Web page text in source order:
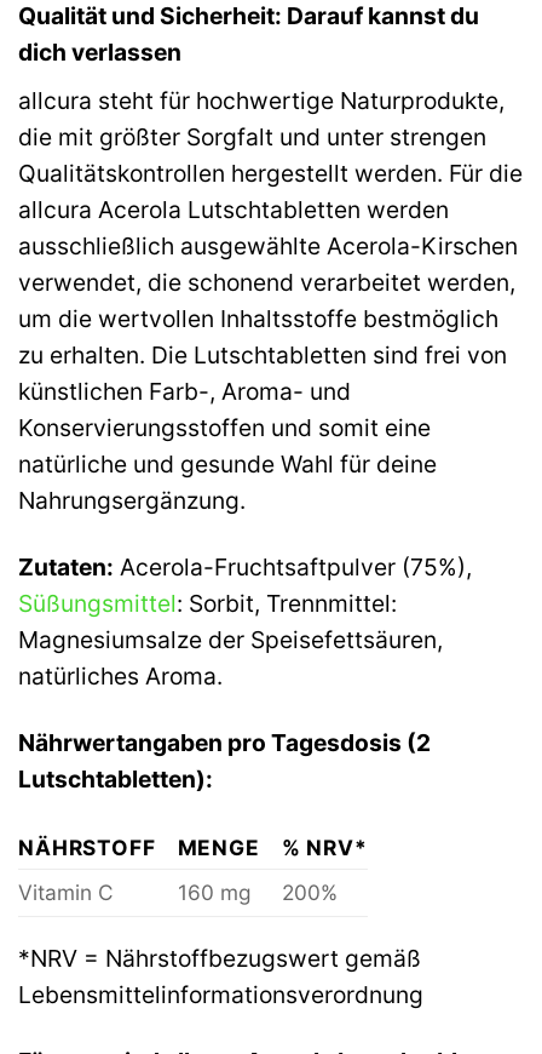
Qualität und Sicherheit: Darauf kannst du
dich verlassen
allcura steht für hochwertige Naturprodukte,
die mit größter Sorgfalt und unter strengen
Qualitätskontrollen hergestellt werden. Für die
allcura Acerola Lutschtabletten werden
ausschließlich ausgewählte Acerola-Kirschen
verwendet, die schonend verarbeitet werden,
um die wertvollen Inhaltsstoffe bestmöglich
zu erhalten. Die Lutschtabletten sind frei von
künstlichen Farb-, Aroma- und
Konservierungsstoffen und somit eine
natürliche und gesunde Wahl für deine
Nahrungsergänzung.
Zutaten: Acerola-Fruchtsaftpulver (75%),
Süßungsmittel: Sorbit, Trennmittel:
Magnesiumsalze der Speisefettsäuren,
natürliches Aroma.
Nährwertangaben pro Tagesdosis (2
Lutschtabletten):
NÄHRSTOFF MENGE
% NRV*
Vitamin C
160 mg 200%
*NRV = Nährstoffbezugswert gemäß
Lebensmittelinformationsverordnung